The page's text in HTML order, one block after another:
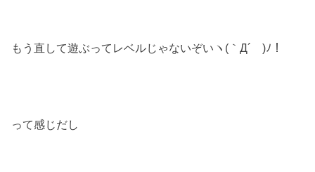
もう直して遊ぶってレベルじゃないぞいヽ(｀Д´ )ﾉ！
って感じだし